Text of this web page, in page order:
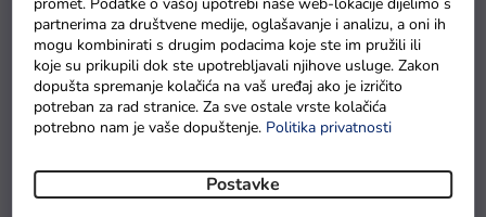
partnerima za društvene medije, oglašavanje i analizu, a oni ih
mogu kombinirati s drugim podacima koje ste im pružili ili
koje su prikupili dok ste upotrebljavali njihove usluge. Zakon
dopušta spremanje kolačića na vaš uređaj ako je izričito
potreban za rad stranice. Za sve ostale vrste kolačića
potrebno nam je vaše dopuštenje. Politika privatnosti
Postavke
Vesmirska raketa Space mission s dodacima